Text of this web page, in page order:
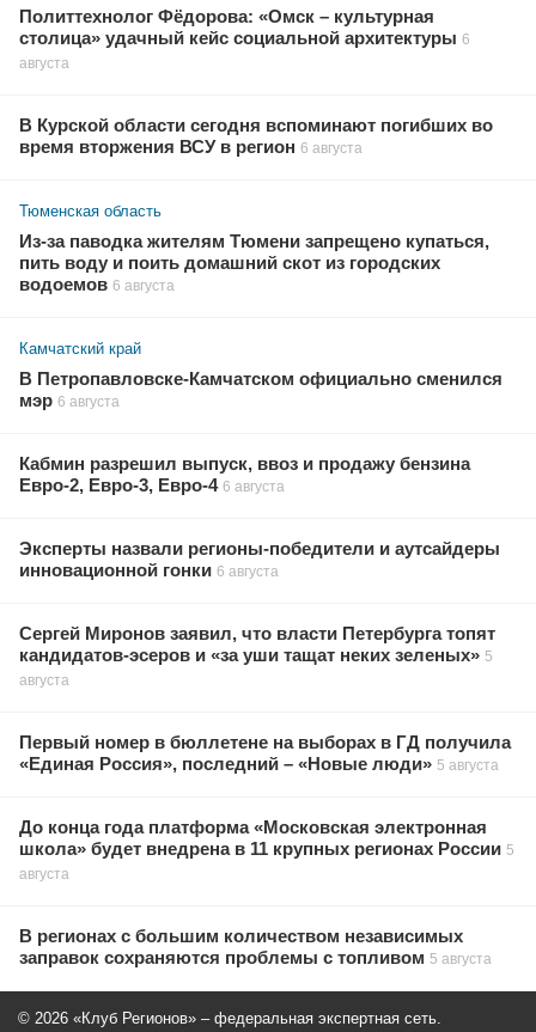
Политтехнолог Фёдорова: «Омск – культурная
столица» удачный кейс социальной архитектуры 6
августа
В Курской области сегодня вспоминают погибших во
время вторжения ВСУ в регион 6 августа
Тюменская область
Из-за паводка жителям Тюмени запрещено купаться,
пить воду и поить домашний скот из городских
водоемов 6 августа
Камчатский край
В Петропавловске-Камчатском официально сменился
мэр 6 августа
Кабмин разрешил выпуск, ввоз и продажу бензина
Евро-2, Евро-3, Евро-4 6 августа
Эксперты назвали регионы-победители и аутсайдеры
инновационной гонки 6 августа
Сергей Миронов заявил, что власти Петербурга топят
кандидатов-эсеров и «за уши тащат неких зеленых» 5
августа
Первый номер в бюллетене на выборах в ГД получила
«Единая Россия», последний – «Новые люди» 5 августа
До конца года платформа «Московская электронная
школа» будет внедрена в 11 крупных регионах России 5
августа
В регионах с большим количеством независимых
заправок сохраняются проблемы с топливом 5 августа
© 2026 «Клуб Регионов» – федеральная экспертная сеть.